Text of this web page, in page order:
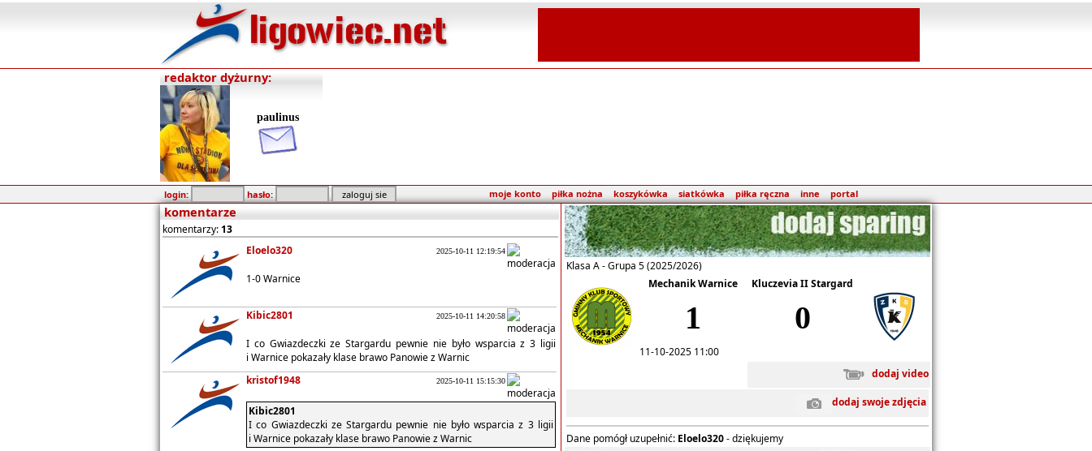
redaktor dyżurny:
paulinus
login: hasło: moje konto piłka nożna koszykówka siatkówka piłka ręczna inne portal
komentarze
komentarzy:13
Eloelo320
2025-10-11 12:19:54
1-0 Warnice
Kibic2801 2025-10-11 14:20:58
I co Gwiazdeczki ze Stargardu pewnie nie było wsparcia z 3 ligii
i Warnice pokazały klase brawo Panowie z Warnic
kristof1948
2025-10-11 15:15:30
Kibic2801
I co Gwiazdeczki ze Stargardu pewnie nie było wsparcia z 3 ligii
i Warnice pokazały klase brawo Panowie z Warnic
Klasa A - Grupa 5 (2025/2026)
Mechanik Warnice
Kluczevia II Stargard
1 0
11-10-2025 11:00
dodaj video
dodaj swoje zdjęcia
Dane pomógł uzupełnić: Eloelo320- dziękujemy